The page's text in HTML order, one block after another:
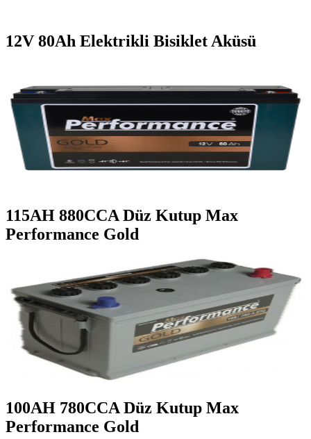
12V 80Ah Elektrikli Bisiklet Aküsü
115AH 880CCA Düz Kutup Max
Performance Gold
100AH 780CCA Düz Kutup Max
Performance Gold